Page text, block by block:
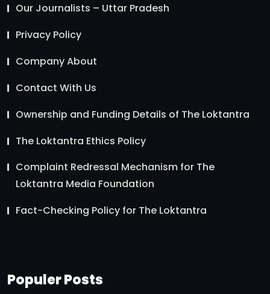
Our Journalists – Uttar Pradesh
Privacy Policy
Company About
Contact With Us
Ownership and Funding Details of The Loktantra
The Loktantra Ethics Policy
Complaint Redressal Mechanism for The
Loktantra Media Foundation
Fact-Checking Policy for The Loktantra
Populer Posts